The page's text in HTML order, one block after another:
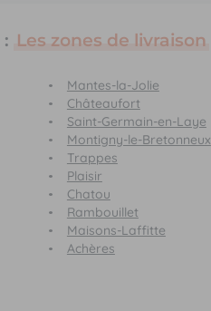
: Les zones de livraison
Mantes-la-Jolie
Châteaufort
Saint-Germain-en-Laye
Montigny-le-Bretonneux
Trappes
Plaisir
Chatou
Rambouillet
Maisons-Laffitte
Achères